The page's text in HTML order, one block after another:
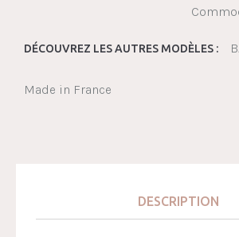
DÉCOUVREZ LES AUTRES MODÈLES :
Made in France
DESCRIPTION